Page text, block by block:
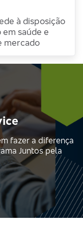
à disposição
saúde e
mercado
fazer a diferença
Juntos pela